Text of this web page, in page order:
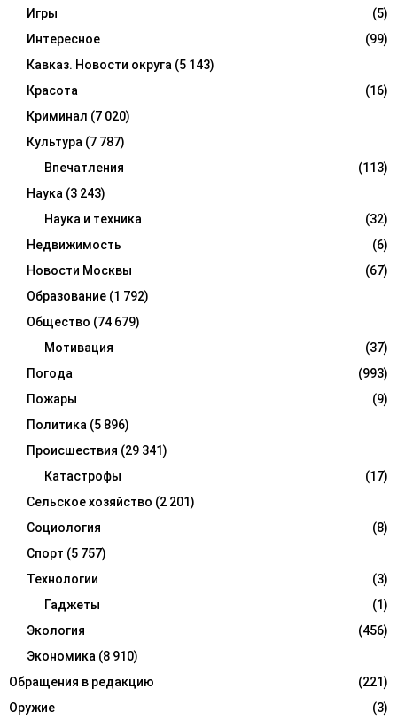
Игры
(5)
Интересное
(99)
Кавказ. Новости округа (5 143)
Красота
(16)
Криминал (7 020)
Культура (7 787)
Впечатления
(113)
Наука (3 243)
Наука и техника
(32)
Недвижимость
(6)
Новости Москвы
(67)
Образование (1 792)
Общество (74 679)
Мотивация
(37)
Погода
(993)
Пожары
(9)
Политика (5 896)
Происшествия (29 341)
Катастрофы
(17)
Сельское хозяйство (2 201)
Социология
(8)
Спорт (5 757)
Технологии
(3)
Гаджеты
(1)
Экология
(456)
Экономика (8 910)
Обращения в редакцию
(221)
Оружие
(3)